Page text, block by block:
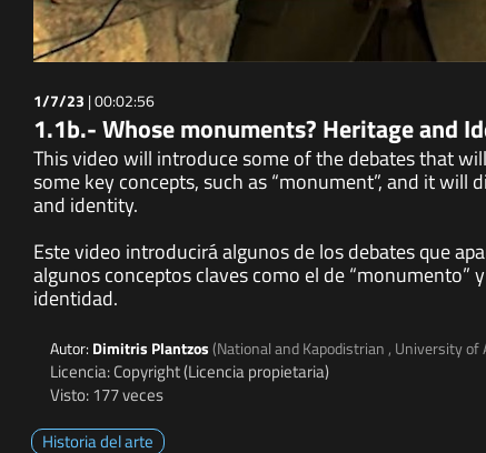
1/7/23 |00:02:56
1.1b.- Whose monuments? Heritage and
This video will introduce some of the debates that
some key concepts, such as “monument”, and it
and identity.
Este video introducirá algunos de los debates que
algunos conceptos claves como el de
identidad.
Autor: Dimitris Plantzos(National and Kapodistrian , University of
Licencia: Copyright (Licencia propietaria)
Visto: 177 veces
Historia del arte